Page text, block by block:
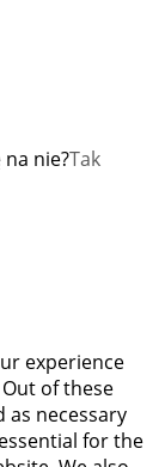
na nie?Tak
experience
of these
as necessary
for the